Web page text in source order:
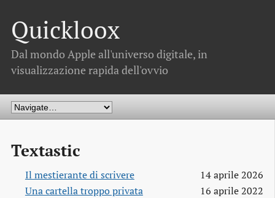
Quickloox
Dal mondo Apple all'universo digitale, in
visualizzazione rapida dell'ovvio
Textastic
Il mestierante di scrivere
14 aprile 2026
Una cartella troppo privata
16 aprile 2022